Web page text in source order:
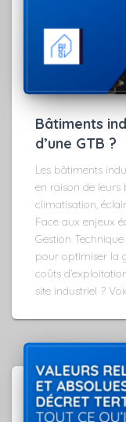
Bâtiments
d’une GTB ?
Les bâtiments
en raison de leurs
climatisation,
Face aux enjeux
Gestion
pour optimiser la
coûts
site industriel ?